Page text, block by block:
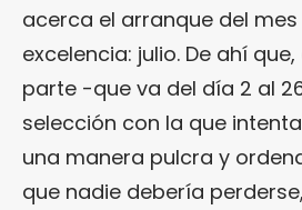
acerca el arranque del
excelencia: julio. De ahí
parte -que va del día 2 al
selección con la que
una manera pulcra y
que nadie debería